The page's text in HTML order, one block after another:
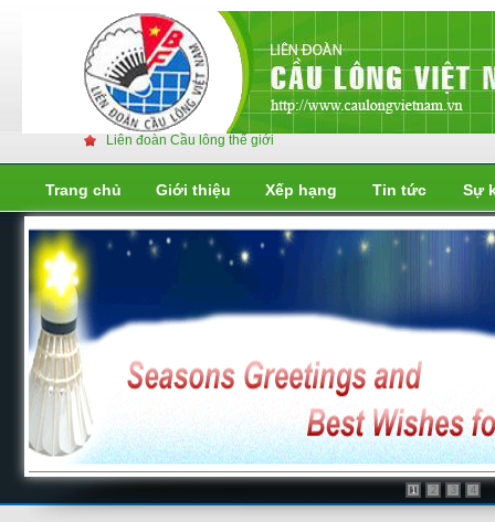
Liên đoàn Cầu lông thế giới
Trang chủ Giới thiệu Xếp hạng Tin tức Sự
Liên đoàn cầu lông thế giới
Liên đoàn cầu lông thế giới
1 2 3 4